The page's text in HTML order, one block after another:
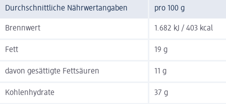
Durchschnittliche Nährwertangaben pro 100 g
Brennwert 1.682 kJ / 403 kcal
Fett 19 g
davon gesättigte Fettsäuren 11 g
Kohlenhydrate 37 g